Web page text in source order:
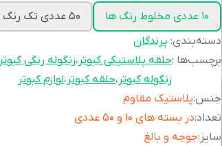
10 عددی مخلوط رنگ ها
50 عددی تک رنگ
دسته‌بندی: پرندگان
برچسب‌ها :حلقه پلاستیکی کبوتر ،زنگوله رنگی کبوتر
زنگوله کبوتر ،حلقه کبوتر ،لوازم کبوتر
جنس:پلاستیک مقاوم
تعداد:در بسته های 10 و 50 عددی
سایز :جوجه و بالغ